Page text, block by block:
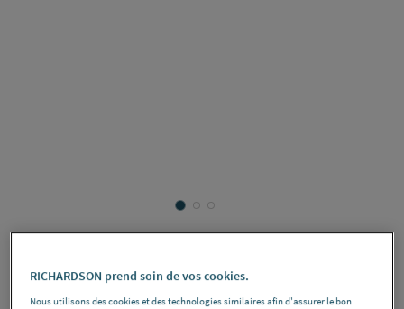
REF : 231WC
RICHARDSON prend soin de vos cookies.
Nous utilisons des cookies et des technologies similaires afin d'assurer le bon